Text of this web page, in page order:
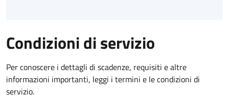
Condizioni di servizio
Per conoscere i dettagli di scadenze, requisiti e altre
informazioni importanti, leggi i termini e le condizioni di
servizio.